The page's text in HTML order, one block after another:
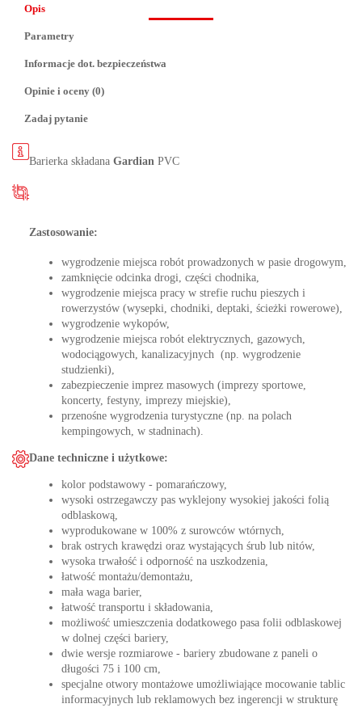
Opis
Parametry
Informacje dot. bezpieczeństwa
Opinie i oceny (0)
Zadaj pytanie
Barierka składana Gardian PVC
Zastosowanie:
wygrodzenie miejsca robót prowadzonych w pasie drogowym,
zamknięcie odcinka drogi, części chodnika,
wygrodzenie miejsca pracy w strefie ruchu pieszych i
rowerzystów (wysepki, chodniki, deptaki, ścieżki rowerowe),
wygrodzenie wykopów,
wygrodzenie miejsca robót elektrycznych, gazowych,
wodociągowych, kanalizacyjnych (np. wygrodzenie
studzienki),
zabezpieczenie imprez masowych (imprezy sportowe,
koncerty, festyny, imprezy miejskie),
przenośne wygrodzenia turystyczne (np. na polach
kempingowych, w stadninach).
Dane techniczne i użytkowe:
kolor podstawowy - pomarańczowy,
wysoki ostrzegawczy pas wyklejony wysokiej jakości folią
odblaskową,
wyprodukowane w 100% z surowców wtórnych,
brak ostrych krawędzi oraz wystających śrub lub nitów,
wysoka trwałość i odporność na uszkodzenia,
łatwość montażu/demontażu,
mała waga barier,
łatwość transportu i składowania,
możliwość umieszczenia dodatkowego pasa folii odblaskowej
w dolnej części bariery,
dwie wersje rozmiarowe - bariery zbudowane z paneli o
długości 75 i 100 cm,
specjalne otwory montażowe umożliwiające mocowanie tablic
informacyjnych lub reklamowych bez ingerencji w strukturę